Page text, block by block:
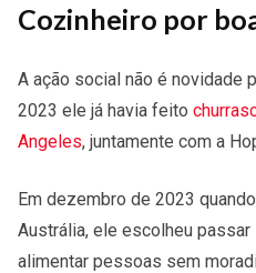
Cozinheiro por
A ação social não é novidade
2023 ele já havia feito
Angeles, juntamente com a
Em dezembro de 2023
Austrália, ele escolheu
alimentar pessoas sem